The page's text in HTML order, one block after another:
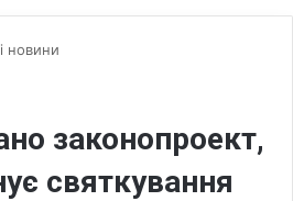
новини
законопроект,
святкування